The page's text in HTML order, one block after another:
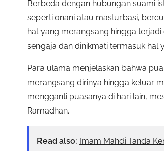
Berbeda dengan hubungan suami
seperti onani atau masturbasi,
hal yang merangsang hingga
sengaja dan dinikmati termasuk hal
Para ulama menjelaskan bahwa
merangsang dirinya hingga keluar
mengganti puasanya di hari lain,
Ramadhan.
Read also: Imam Mahdi Tanda